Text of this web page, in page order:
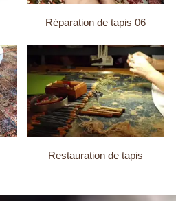
Réparation de tapis 06
Restauration de tapis